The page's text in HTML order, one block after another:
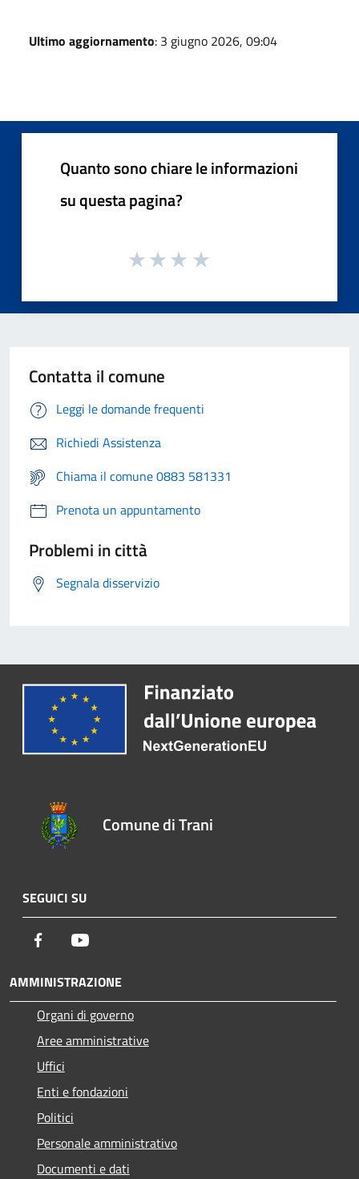
Ultimo aggiornamento: 3 giugno 2026, 09:04
Quanto sono chiare le informazioni
su questa pagina?
Contatta il comune
Leggi le domande frequenti
Richiedi Assistenza
Chiama il comune 0883 581331
Prenota un appuntamento
Problemi in città
Segnala disservizio
Comune di Trani
SEGUICI SU
Facebook
AMMINISTRAZIONE
Organi di governo
Aree amministrative
Uffici
Enti e fondazioni
Politici
Personale amministrativo
Documenti e dati